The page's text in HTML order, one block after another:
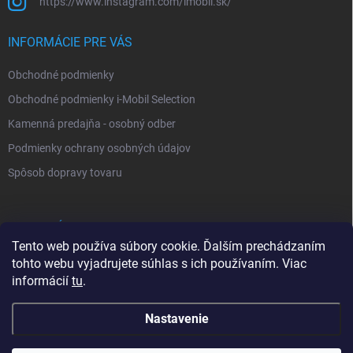
Tento web používa súbory cookie. Ďalším prechádzaním
tohto webu vyjadrujete súhlas s ich používaním. Viac
informácií tu.
Nastavenie
INFORMÁCIE PRE VÁS
Obchodné podmienky
Obchodné podmienky i-Mobil Selection
Kamenná predajňa - osobný odber
Podmienky ochrany osobných údajov
Spôsob dopravy tovaru